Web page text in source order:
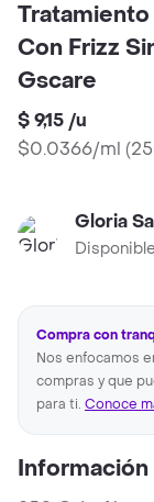
Con Frizz
Gscare
$ 9,15 /u
$0.0366/ml (
Gloria
Compra con
Nos enfocamos
compras y que
para ti. Conoce